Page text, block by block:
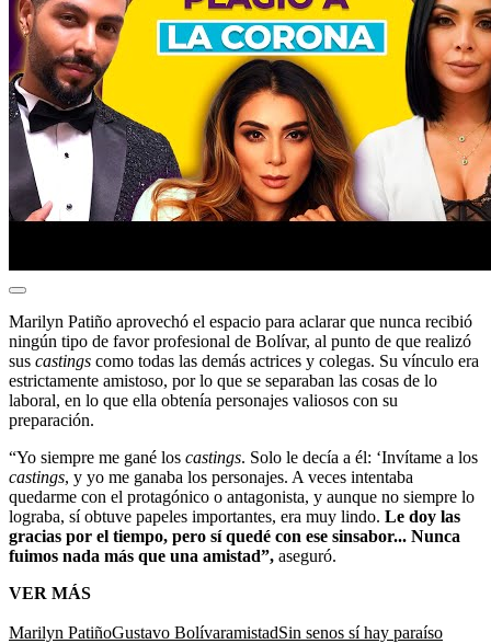
Marilyn Patiño aprovechó el espacio para aclarar que nunca recibió
ningún tipo de favor profesional de Bolívar, al punto de que realizó
sus castings como todas las demás actrices y colegas. Su vínculo era
estrictamente amistoso, por lo que se separaban las cosas de lo
laboral, en lo que ella obtenía personajes valiosos con su
preparación.
“Yo siempre me gané los castings. Solo le decía a él: ‘Invítame a los
castings, y yo me ganaba los personajes. A veces intentaba
quedarme con el protagónico o antagonista, y aunque no siempre lo
lograba, sí obtuve papeles importantes, era muy lindo. Le doy las
gracias por el tiempo, pero sí quedé con ese sinsabor... Nunca
fuimos nada más que una amistad”, aseguró.
VER MÁS
Marilyn PatiñoGustavo BolívaramistadSin senos sí hay paraíso